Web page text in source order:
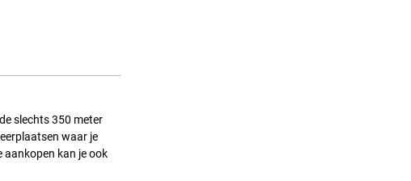
slechts 350 meter
waar je
aankopen kan je ook